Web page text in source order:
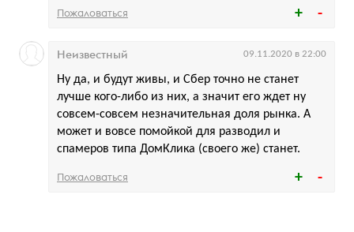
Пожаловаться
Ну да, и будут живы, и Сбер точно не станет
лучше кого-либо из них, а значит его ждет ну
совсем-совсем незначительная доля рынка. А
может и вовсе помойкой для разводил и
спамеров типа ДомКлика (своего же) станет.
Неизвестный 09.11.2020 в 22:00
Пожаловаться